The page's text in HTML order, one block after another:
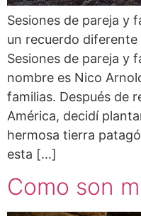
Sesiones de pareja y
un recuerdo
Sesiones de pareja y
nombre es Nico
familias. Después de
América, decidí
hermosa tierra
esta […]
Como son